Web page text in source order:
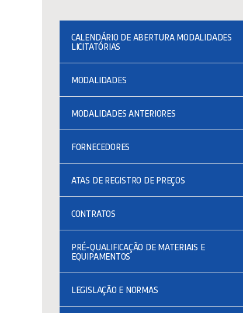
CALENDÁRIO DE ABERTURA MODALIDADES
LICITATÓRIAS
MODALIDADES
MODALIDADES ANTERIORES
FORNECEDORES
ATAS DE REGISTRO DE PREÇOS
CONTRATOS
PRÉ-QUALIFICAÇÃO DE MATERIAIS E
EQUIPAMENTOS
LEGISLAÇÃO E NORMAS